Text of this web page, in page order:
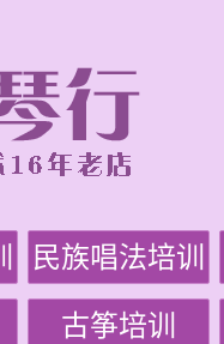
民族唱法培训
古筝培训